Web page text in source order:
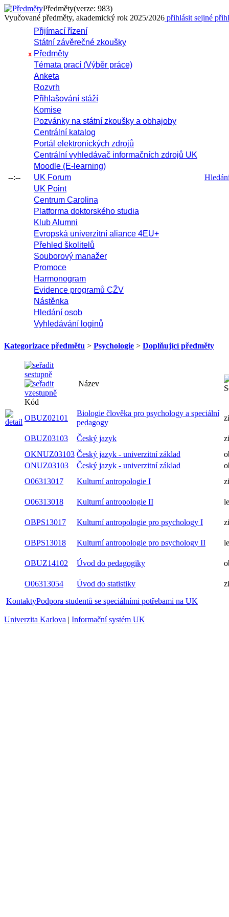
Předměty(verze: 983)
Vyučované předměty, akademický rok 2025/2026 přihlásit sejiné
--:--
Přijímací řízení
Státní závěrečné zkoušky
x Předměty
Témata prací (Výběr práce)
Anketa
Rozvrh
Přihlašování stáží
Komise
Pozvánky na státní zkoušky a obhajoby
Centrální katalog
Portál elektronických zdrojů
Centrální vyhledávač informačních zdrojů UK
Moodle (E-learning)
UK Forum
UK Point
Centrum Carolina
Platforma doktorského studia
Klub Alumni
Evropská univerzitní aliance 4EU+
Přehled školitelů
Souborový manažer
Promoce
Harmonogram
Evidence programů CŽV
Nástěnka
Hledání osob
Vyhledávání loginů
Kategorizace předmětu > Psychologie > Doplňující předměty
Kód
Název
OBUZ02101
Biologie člověka pro psychology a speciální
pedagogy
OBUZ03103 Český jazyk
OKNUZ03103 Český jazyk - univerzitní základ
ONUZ03103
Český jazyk - univerzitní základ
O06313017
Kulturní antropologie I
O06313018 Kulturní antropologie II
OBPS13017 Kulturní antropologie pro psychology I
OBPS13018 Kulturní antropologie pro psychology II
OBUZ14102 Úvod do pedagogiky
O06313054 Úvod do statistiky
KontaktyPodpora studentů se speciálními potřebami na UK
Univerzita Karlova | Informační systém UK